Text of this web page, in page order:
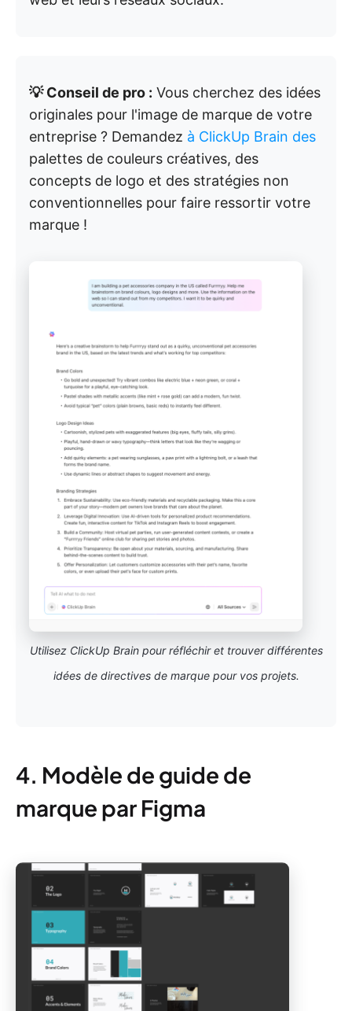
💡 Conseil de pro : Vous cherchez des idées
originales pour l'image de marque de votre
entreprise ? Demandez à ClickUp Brain des
palettes de couleurs créatives, des
concepts de logo et des stratégies non
conventionnelles pour faire ressortir votre
marque !
Utilisez ClickUp Brain pour réfléchir et trouver différentes
idées de directives de marque pour vos projets.
4. Modèle de guide de
marque par Figma